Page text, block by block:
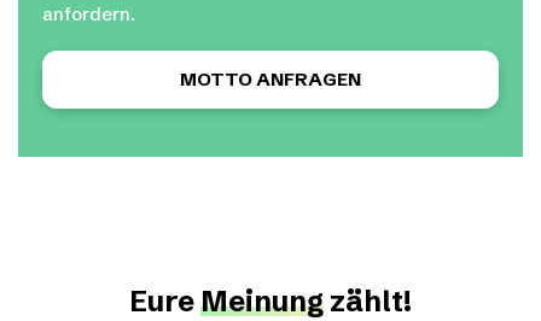
anfordern.
MOTTO ANFRAGEN
EureMeinung zählt!